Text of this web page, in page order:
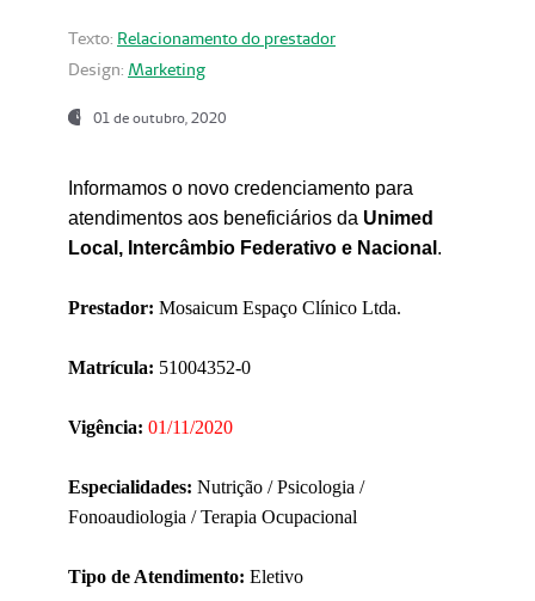
Texto: Relacionamento do prestador
Design: Marketing
01 de outubro, 2020
Informamos o novo credenciamento para
atendimentos aos beneficiários da Unimed
Local, Intercâmbio Federativo e Nacional .
Prestador: Mosaicum Espaço Clínico Ltda.
Matrícula: 51004352-0
Vigência: 01/11/2020
Especialidades: Nutrição / Psicologia /
Fonoaudiologia / Terapia Ocupacional
Tipo de Atendimento: Eletivo